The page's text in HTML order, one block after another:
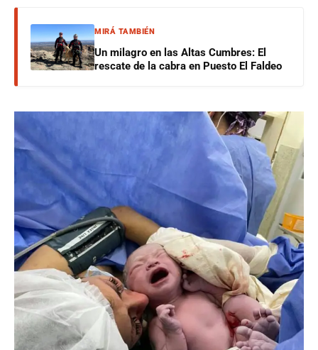
MIRÁ TAMBIÉN
Un milagro en las Altas Cumbres: El
rescate de la cabra en Puesto El Faldeo